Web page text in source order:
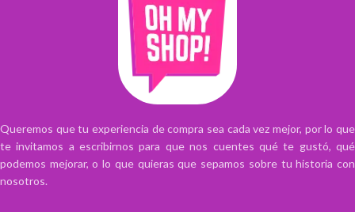
Queremos que tu experiencia de compra sea cada vez mejor, por lo que
te invitamos a escribirnos para que nos cuentes qué te gustó, qué
podemos mejorar, o lo que quieras que sepamos sobre tu historia con
nosotros.